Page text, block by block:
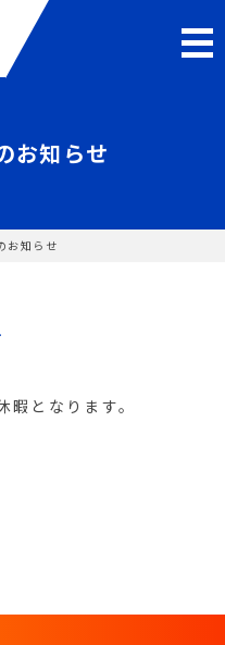
お知らせ
お知らせ
となります。